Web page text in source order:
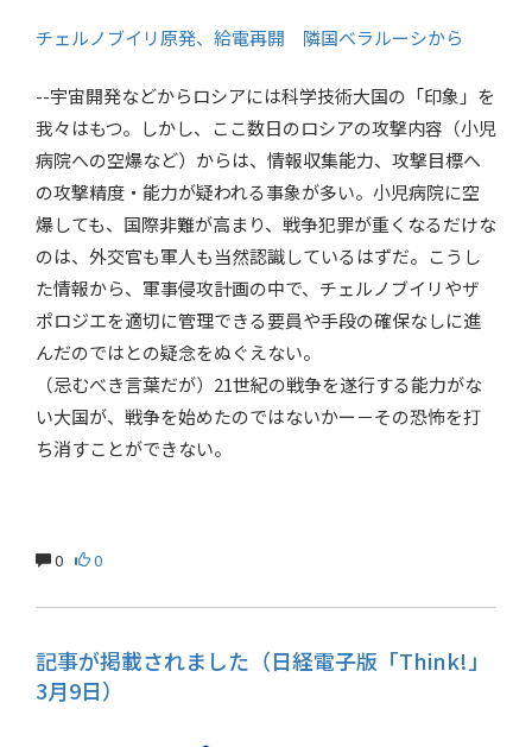
チェルノブイリ原発、給電再開 隣国ベラルーシから
--宇宙開発などからロシアには科学技術大国の「印象」を
我々はもつ。しかし、ここ数日のロシアの攻撃内容（小児
病院への空爆など）からは、情報収集能力、攻撃目標へ
の攻撃精度・能力が疑われる事象が多い。小児病院に空
爆しても、国際非難が高まり、戦争犯罪が重くなるだけな
のは、外交官も軍人も当然認識しているはずだ。こうし
た情報から、軍事侵攻計画の中で、チェルノブイリやザ
ポロジエを適切に管理できる要員や手段の確保なしに進
んだのではとの疑念をぬぐえない。
（忌むべき言葉だが）21世紀の戦争を遂行する能力がな
い大国が、戦争を始めたのではないかー－その恐怖を打
ち消すことができない。
0 0
記事が掲載されました（日経電子版「Think!」
3月9日）